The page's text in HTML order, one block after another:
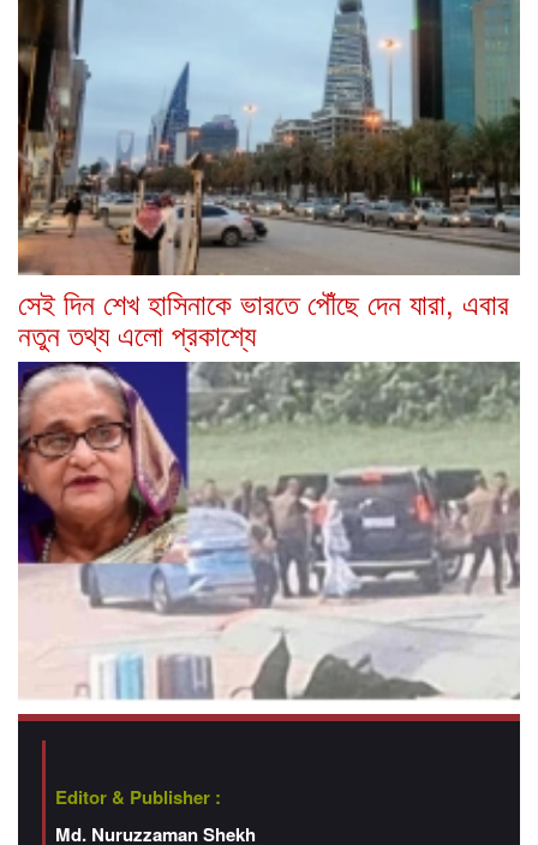
সেই দিন শেখ হাসিনাকে ভারতে পৌঁছে দেন যারা, এবার
নতুন তথ্য এলো প্রকাশ্যে
Editor & Publisher :
Md. Nuruzzaman Shekh